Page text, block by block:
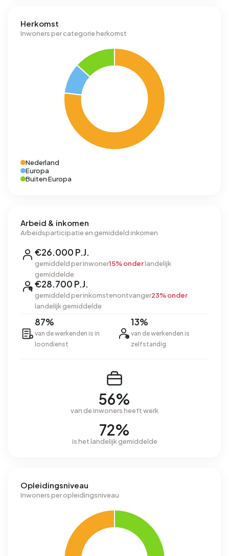
Herkomst
Inwoners per categorie herkomst
Nederland
Europa
Buiten Europa
Arbeid & inkomen
Arbeidsparticipatie en gemiddeld inkomen
€26.000 P.J.
gemiddeld per inwoner15% onderlandelijk
gemiddelde
€28.700 P.J.
gemiddeld per inkomstenontvanger23% onder
landelijk gemiddelde
87%
van de werkenden is in
loondienst
13%
van de werkenden is
zelfstandig
56%
van de inwoners heeft werk
72%
is het landelijk gemiddelde
Opleidingsniveau
Inwoners per opleidingsniveau